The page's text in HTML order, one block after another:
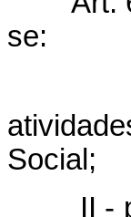
se:
I -
Social;
II - por